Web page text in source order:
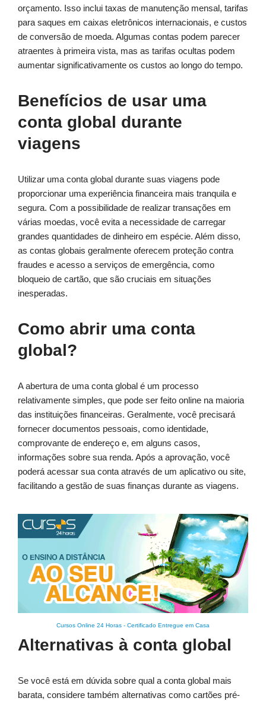
orçamento. Isso inclui taxas de manutenção mensal, tarifas
para saques em caixas eletrônicos internacionais, e custos
de conversão de moeda. Algumas contas podem parecer
atraentes à primeira vista, mas as tarifas ocultas podem
aumentar significativamente os custos ao longo do tempo.
Benefícios de usar uma
conta global durante
viagens
Utilizar uma conta global durante suas viagens pode
proporcionar uma experiência financeira mais tranquila e
segura. Com a possibilidade de realizar transações em
várias moedas, você evita a necessidade de carregar
grandes quantidades de dinheiro em espécie. Além disso,
as contas globais geralmente oferecem proteção contra
fraudes e acesso a serviços de emergência, como
bloqueio de cartão, que são cruciais em situações
inesperadas.
Como abrir uma conta
global?
A abertura de uma conta global é um processo
relativamente simples, que pode ser feito online na maioria
das instituições financeiras. Geralmente, você precisará
fornecer documentos pessoais, como identidade,
comprovante de endereço e, em alguns casos,
informações sobre sua renda. Após a aprovação, você
poderá acessar sua conta através de um aplicativo ou site,
facilitando a gestão de suas finanças durante as viagens.
Cursos Online 24 Horas - Certificado Entregue em Casa
Alternativas à conta global
Se você está em dúvida sobre qual a conta global mais
barata, considere também alternativas como cartões pré-